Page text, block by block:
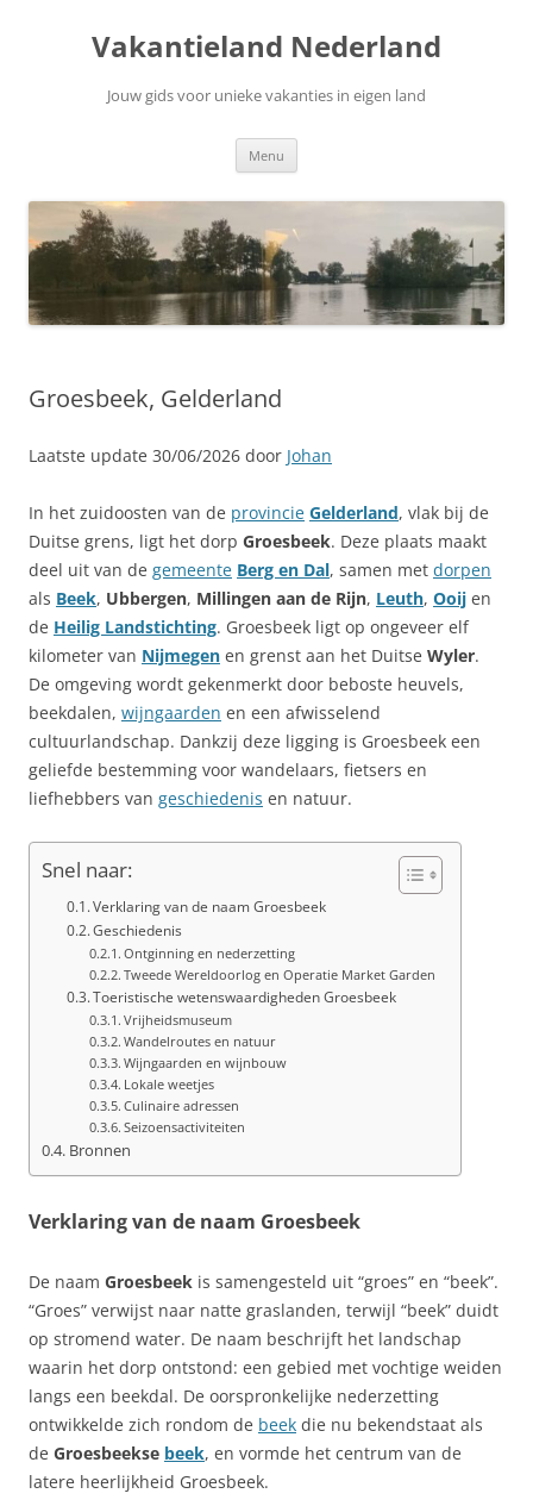
Vakantieland Nederland
Jouw gids voor unieke vakanties in eigen land
Menu
Groesbeek, Gelderland
Laatste update 30/06/2026 door Johan
In het zuidoosten van de provincie Gelderland, vlak bij de
Duitse grens, ligt het dorp Groesbeek. Deze plaats maakt
deel uit van de gemeente Berg en Dal, samen met dorpen
als Beek, Ubbergen, Millingen aan de Rijn, Leuth, Ooij en
de Heilig Landstichting. Groesbeek ligt op ongeveer elf
kilometer van Nijmegen en grenst aan het Duitse Wyler.
De omgeving wordt gekenmerkt door beboste heuvels,
beekdalen, wijngaarden en een afwisselend
cultuurlandschap. Dankzij deze ligging is Groesbeek een
geliefde bestemming voor wandelaars, fietsers en
liefhebbers van geschiedenis en natuur.
Snel naar:
Verklaring van de naam Groesbeek
Geschiedenis
Ontginning en nederzetting
Tweede Wereldoorlog en Operatie Market Garden
Toeristische wetenswaardigheden Groesbeek
Vrijheidsmuseum
Wandelroutes en natuur
Wijngaarden en wijnbouw
Lokale weetjes
Culinaire adressen
Seizoensactiviteiten
Bronnen
Verklaring van de naam Groesbeek
De naam Groesbeek is samengesteld uit “groes” en “beek”.
“Groes” verwijst naar natte graslanden, terwijl “beek” duidt
op stromend water. De naam beschrijft het landschap
waarin het dorp ontstond: een gebied met vochtige weiden
langs een beekdal. De oorspronkelijke nederzetting
ontwikkelde zich rondom de beek die nu bekendstaat als
de Groesbeekse beek, en vormde het centrum van de
latere heerlijkheid Groesbeek.